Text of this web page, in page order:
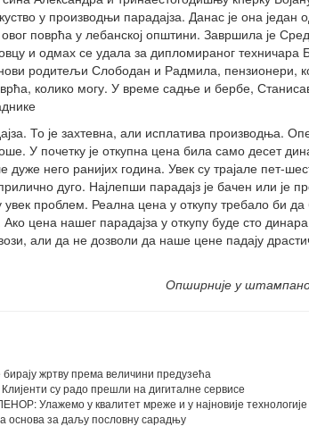
у производњи парадајза. Данас је она један
овог поврћа у лебанској општини. Завршила је
и одмах се удала за дипломираног техничара
родитељи Слободан и Радмила, пензионери,
колико могу. У време садње и бербе,
То је захтевна, али исплатива производња.
У почетку је откупна цена била само десет
него ранијих година. Увек су трајале пет-
дуго. Најлепши парадајз је бачен или је
проблем. Реална цена у откупу требало би да
цена нашег парадајза у откупу буде сто
али да не дозволи да наше цене падају
Опширније у
жртву према величини предузећа
су радо прешли на дигиталне сервисе
у квалитет мреже и у најновије технологије
за даљу пословну сарадњу